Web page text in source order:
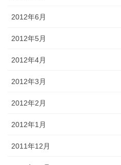
2012年6月
2012年5月
2012年4月
2012年3月
2012年2月
2012年1月
2011年12月